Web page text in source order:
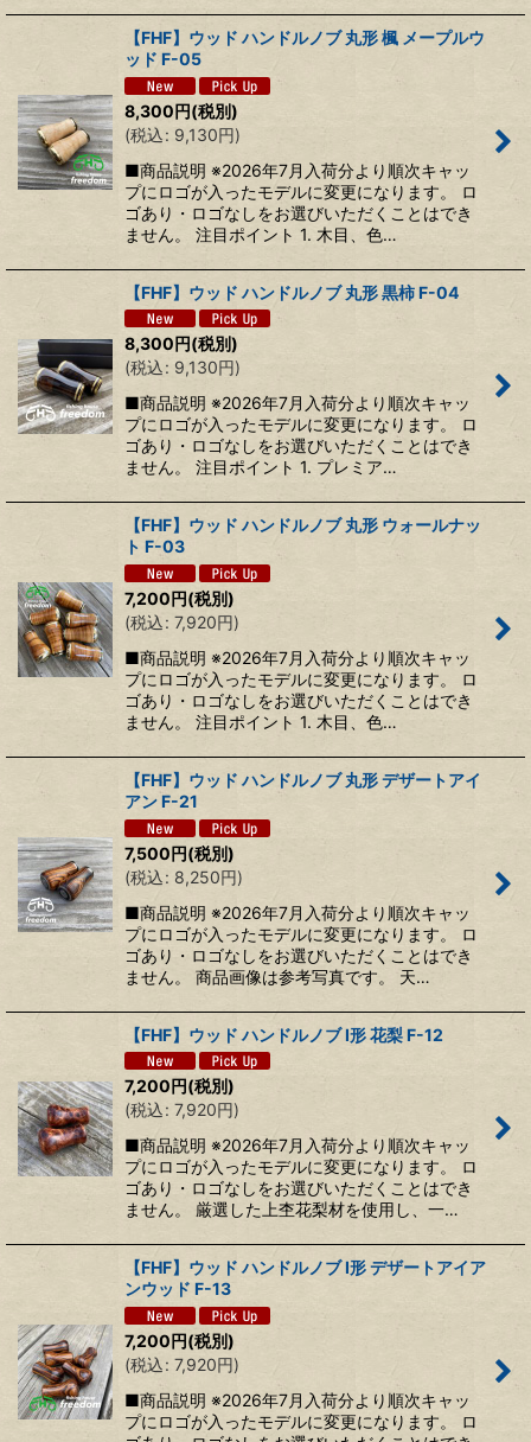
【FHF】ウッド ハンドルノブ 丸形 楓 メープルウ
ッド F-05
8,300円(税別)
(税込: 9,130円)
■商品説明 ※2026年7月入荷分より順次キャッ
プにロゴが入ったモデルに変更になります。 ロ
ゴあり・ロゴなしをお選びいただくことはでき
ません。 注目ポイント 1. 木目、色…
【FHF】ウッド ハンドルノブ 丸形 黒柿 F-04
8,300円(税別)
(税込: 9,130円)
■商品説明 ※2026年7月入荷分より順次キャッ
プにロゴが入ったモデルに変更になります。 ロ
ゴあり・ロゴなしをお選びいただくことはでき
ません。 注目ポイント 1. プレミア…
【FHF】ウッド ハンドルノブ 丸形 ウォールナッ
ト F-03
7,200円(税別)
(税込: 7,920円)
■商品説明 ※2026年7月入荷分より順次キャッ
プにロゴが入ったモデルに変更になります。 ロ
ゴあり・ロゴなしをお選びいただくことはでき
ません。 注目ポイント 1. 木目、色…
【FHF】ウッド ハンドルノブ 丸形 デザートアイ
アン F-21
7,500円(税別)
(税込: 8,250円)
■商品説明 ※2026年7月入荷分より順次キャッ
プにロゴが入ったモデルに変更になります。 ロ
ゴあり・ロゴなしをお選びいただくことはでき
ません。 商品画像は参考写真です。 天…
【FHF】ウッド ハンドルノブ I形 花梨 F-12
7,200円(税別)
(税込: 7,920円)
■商品説明 ※2026年7月入荷分より順次キャッ
プにロゴが入ったモデルに変更になります。 ロ
ゴあり・ロゴなしをお選びいただくことはでき
ません。 厳選した上杢花梨材を使用し、一…
【FHF】ウッド ハンドルノブ I形 デザートアイア
ンウッド F-13
7,200円(税別)
(税込: 7,920円)
■商品説明 ※2026年7月入荷分より順次キャッ
プにロゴが入ったモデルに変更になります。 ロ